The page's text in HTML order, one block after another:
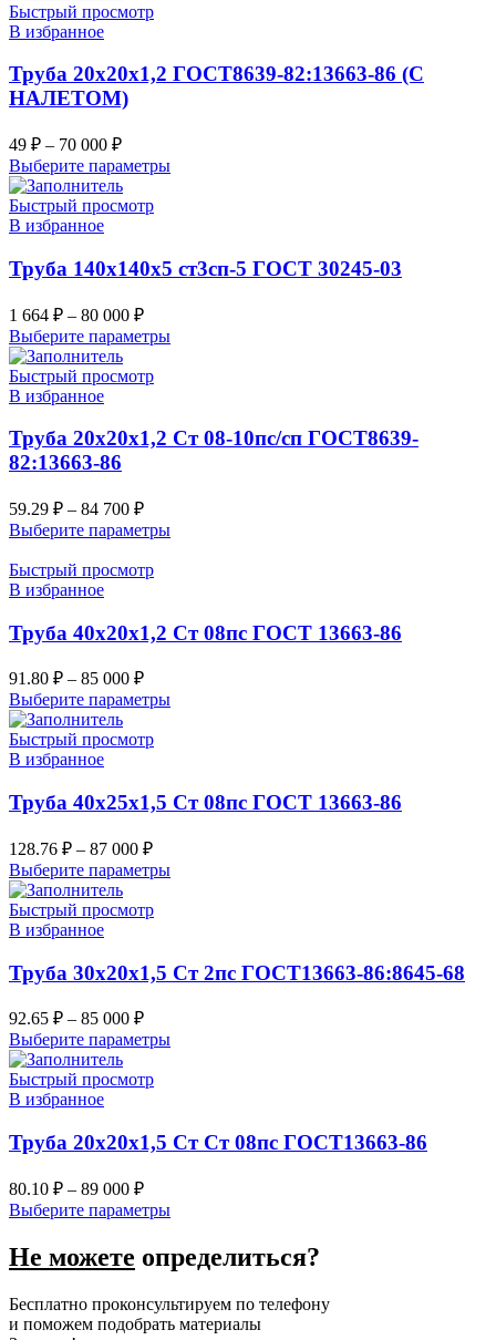
Быстрый просмотр
В избранное
Труба 20х20х1,2 ГОСТ8639-82:13663-86 (С
НАЛЕТОМ)
49 ₽ – 70 000 ₽
Выберите параметры
Быстрый просмотр
В избранное
Труба 140х140х5 ст3сп-5 ГОСТ 30245-03
1 664 ₽ – 80 000 ₽
Выберите параметры
Быстрый просмотр
В избранное
Труба 20х20х1,2 Ст 08-10пс/сп ГОСТ8639-
82:13663-86
59.29 ₽ – 84 700 ₽
Выберите параметры
Быстрый просмотр
В избранное
Труба 40х20х1,2 Ст 08пс ГОСТ 13663-86
91.80 ₽ – 85 000 ₽
Выберите параметры
Быстрый просмотр
В избранное
Труба 40х25х1,5 Ст 08пс ГОСТ 13663-86
128.76 ₽ – 87 000 ₽
Выберите параметры
Быстрый просмотр
В избранное
Труба 30х20х1,5 Ст 2пс ГОСТ13663-86:8645-68
92.65 ₽ – 85 000 ₽
Выберите параметры
Быстрый просмотр
В избранное
Труба 20х20х1,5 Ст Ст 08пс ГОСТ13663-86
80.10 ₽ – 89 000 ₽
Выберите параметры
Не можете определиться?
Бесплатно проконсультируем по телефону
и поможем подобрать материалы